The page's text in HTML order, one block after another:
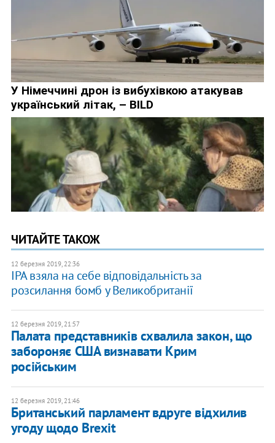
ЧИТАЙТЕ ТАКОЖ
12 березня 2019, 22:36
ІРА взяла на себе відповідальність за
розсилання бомб у Великобританії
12 березня 2019, 21:57
Палата представників схвалила закон, що
забороняє США визнавати Крим
російським
12 березня 2019, 21:46
Британський парламент вдруге відхилив
угоду щодо Brexit